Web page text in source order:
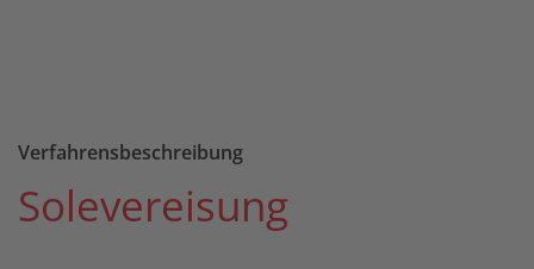
Verfahrensbeschreibung
Solevereisung